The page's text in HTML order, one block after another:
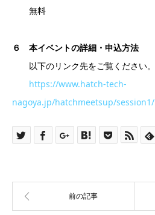
無料
６ 本イベントの詳細・申込方法
以下のリンク先をご覧ください。
https://www.hatch-tech-
nagoya.jp/hatchmeetsup/session1/